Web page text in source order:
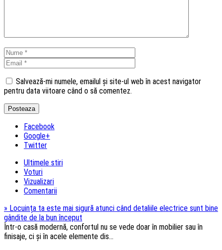
Salvează-mi numele, emailul și site-ul web în acest navigator
pentru data viitoare când o să comentez.
Facebook
Google+
Twitter
Ultimele stiri
Voturi
Vizualizari
Comentarii
» Locuința ta este mai sigură atunci când detaliile electrice sunt bine
gândite de la bun început
Într-o casă modernă, confortul nu se vede doar în mobilier sau în
finisaje, ci și în acele elemente dis...